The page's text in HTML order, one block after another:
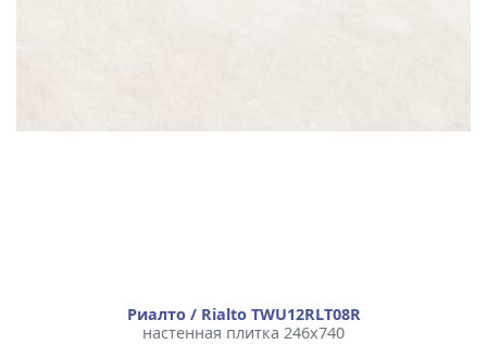
Риалто / Rialto TWU12RLT08R
настенная плитка 246x740